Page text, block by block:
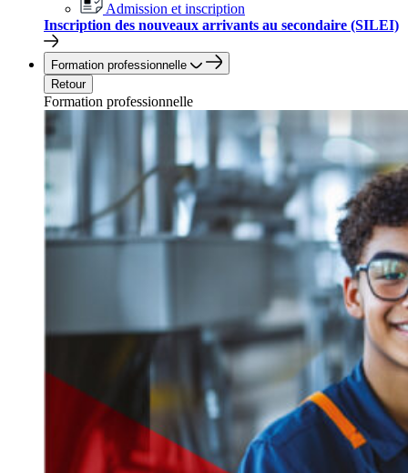
Admission et inscription
Inscription des nouveaux arrivants au secondaire (SILEI)
Formation professionnelle
Retour
Formation professionnelle